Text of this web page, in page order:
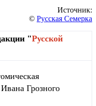
Источник:
© Русская Семерка
"Русской
Грозного